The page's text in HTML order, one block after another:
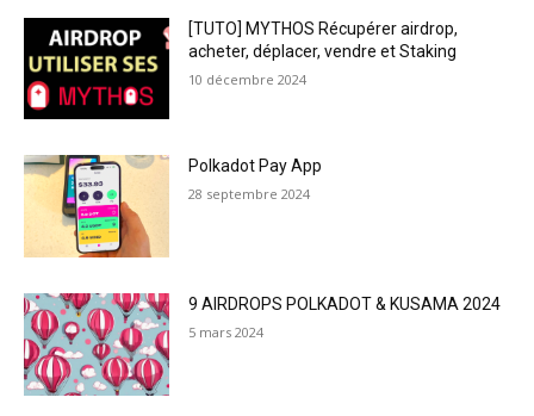
[TUTO] MYTHOS Récupérer airdrop,
acheter, déplacer, vendre et Staking
10 décembre 2024
Polkadot Pay App
28 septembre 2024
9 AIRDROPS POLKADOT & KUSAMA 2024
5 mars 2024